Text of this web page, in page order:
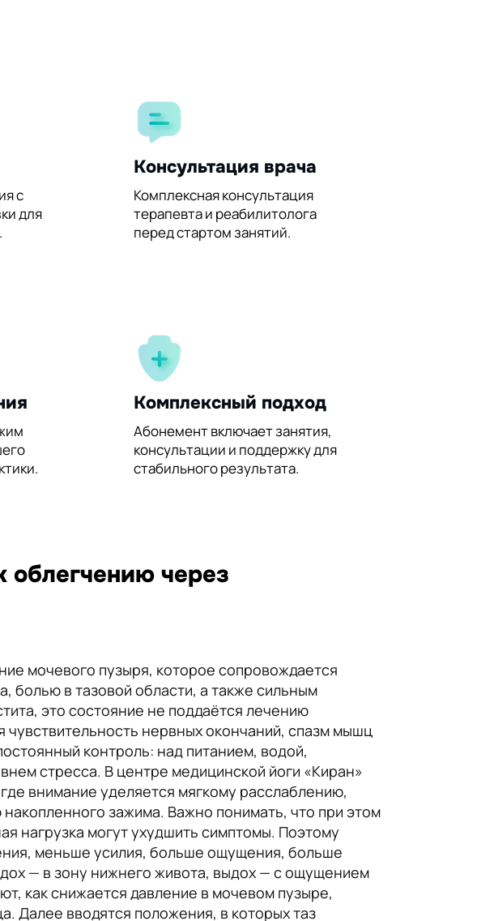
с
для
Консультация врача
Комплексная консультация
терапевта и реабилитолога
перед стартом занятий.
Комплексный подход
Абонемент включает занятия,
консультации и поддержку для
стабильного результата.
облегчению через
мочевого пузыря, которое сопровождается
болью в тазовой области, а также сильным
это состояние не поддаётся лечению
нервных окончаний, спазм мышц
контроль: над питанием, водой,
стресса. В центре медицинской йоги «Киран»
внимание уделяется мягкому расслаблению,
зажима. Важно понимать, что при этом
нагрузка могут ухудшить симптомы. Поэтому
меньше усилия, больше ощущения, больше
— в зону нижнего живота, выдох — с ощущением
как снижается давление в мочевом пузыре,
Далее вводятся положения, в которых таз